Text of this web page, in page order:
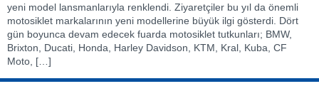
yeni model lansmanlarıyla renklendi. Ziyaretçiler bu yıl da önemli
motosiklet markalarının yeni modellerine büyük ilgi gösterdi. Dört
gün boyunca devam edecek fuarda motosiklet tutkunları; BMW,
Brixton, Ducati, Honda, Harley Davidson, KTM, Kral, Kuba, CF
Moto, […]